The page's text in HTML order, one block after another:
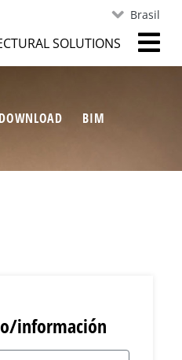
Brasil
SOLUTIONS
DOWNLOAD
BIM
información